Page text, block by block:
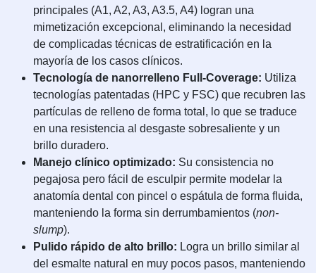
principales (A1, A2, A3, A3.5, A4) logran una
mimetización excepcional, eliminando la necesidad
de complicadas técnicas de estratificación en la
mayoría de los casos clínicos.
Tecnología de nanorrelleno Full-Coverage: Utiliza
tecnologías patentadas (HPC y FSC) que recubren las
partículas de relleno de forma total, lo que se traduce
en una resistencia al desgaste sobresaliente y un
brillo duradero.
Manejo clínico optimizado: Su consistencia no
pegajosa pero fácil de esculpir permite modelar la
anatomía dental con pincel o espátula de forma fluida,
manteniendo la forma sin derrumbamientos (non-
slump).
Pulido rápido de alto brillo: Logra un brillo similar al
del esmalte natural en muy pocos pasos, manteniendo